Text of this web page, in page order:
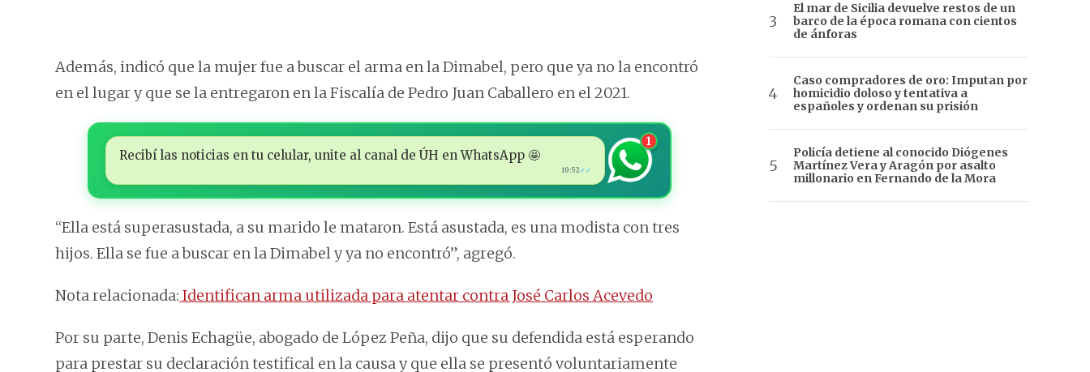
Además, indicó que la mujer fue a buscar el arma en la Dimabel, pero que ya no la encontró
en el lugar y que se la entregaron en la Fiscalía de Pedro Juan Caballero en el 2021.
Recibí las noticias en tu celular, unite al canal de ÚH en WhatsApp 🤩
10:52✓✓
1
“Ella está superasustada, a su marido le mataron. Está asustada, es una modista con tres
hijos. Ella se fue a buscar en la Dimabel y ya no encontró”, agregó.
Nota relacionada: Identifican arma utilizada para atentar contra José Carlos Acevedo
Por su parte, Denis Echagüe, abogado de López Peña, dijo que su defendida está esperando
para prestar su declaración testifical en la causa y que ella se presentó voluntariamente
El mar de Sicilia devuelve restos de un
barco de la época romana con cientos
de ánforas
Caso compradores de oro: Imputan por
homicidio doloso y tentativa a
españoles y ordenan su prisión
Policía detiene al conocido Diógenes
Martínez Vera y Aragón por asalto
millonario en Fernando de la Mora